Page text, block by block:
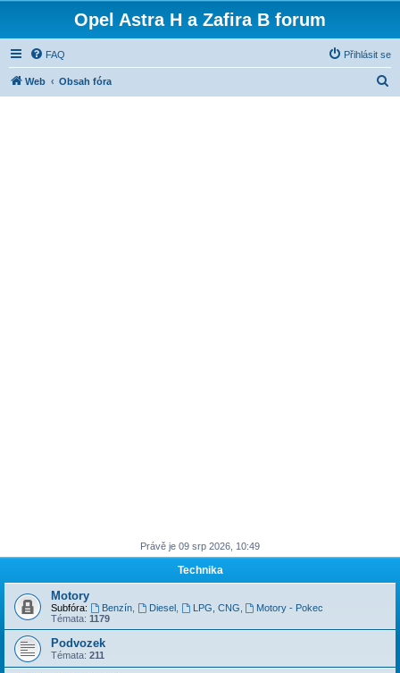
Opel Astra H a Zafira B forum
FAQ Přihlásit se
Web Obsah fóra
Právě je 09 srp 2026, 10:49
Technika
Motory
Subfóra: Benzín, Diesel, LPG, CNG
Motory - Pokec
Témata: 1179
Podvozek
Témata: 211